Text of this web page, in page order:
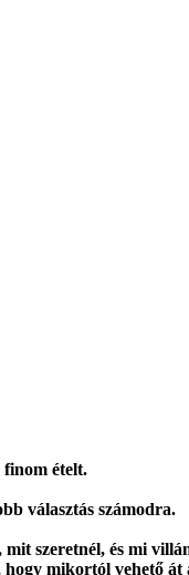
finom ételt.
választás számodra.
szeretnél, és mi
mikortól vehető